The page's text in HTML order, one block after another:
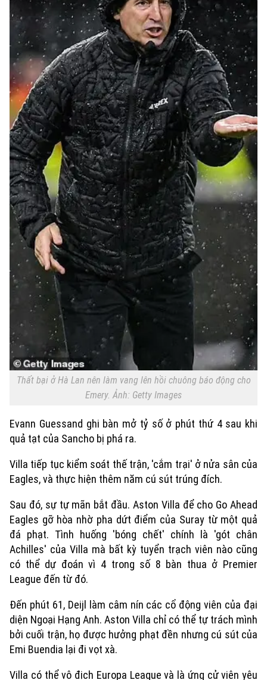
Thời sự
Hà Nội
Chính trị
Xã hội
An ninh trật tự
Hà Nội
Nhịp sống Hà Nội
Người Hà Nội
Khoảnh khắc Hà Nội
Ẩm thực
Tin tức
Quân sự
Hồ sơ
Kinh tế
Tin tức
Thất bại ở Hà Lan nên làm vang lên hồi chuông báo động cho
Emery. Ảnh: Getty Images
Evann Guessand ghi bàn mở tỷ số ở phút thứ 4 sau khi
quả tạt của Sancho bị phá ra.
Villa tiếp tục kiểm soát thế trận, 'cắm trại' ở nửa sân của
Eagles, và thực hiện thêm năm cú sút trúng đích.
Sau đó, sự tự mãn bắt đầu. Aston Villa để cho Go Ahead
Eagles gỡ hòa nhờ pha dứt điểm của Suray từ một quả
đá phạt. Tình huống 'bóng chết' chính là 'gót chân
Achilles' của Villa mà bất kỳ tuyển trạch viên nào cũng
có thể dự đoán vì 4 trong số 8 bàn thua ở Premier
League đến từ đó.
Đến phút 61, Deijl làm câm nín các cổ động viên của đại
diện Ngoại Hạng Anh. Aston Villa chỉ có thể tự trách mình
bởi cuối trận, họ được hưởng phạt đền nhưng cú sút của
Emi Buendia lại đi vọt xà.
Villa có thể vô địch Europa League và là ứng cử viên yêu